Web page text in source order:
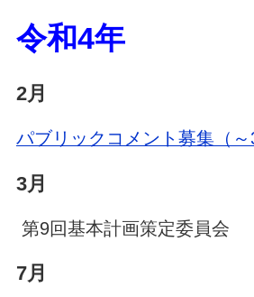
令和4年
2月
パブリックコメント募集（～
3月
第9回基本計画策定委員会
7月